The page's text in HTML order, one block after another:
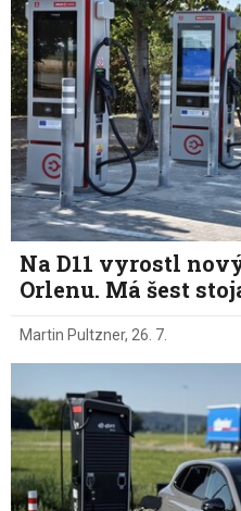
Na D11 vyrostl
Orlenu. Má šest
Martin Pultzner, 26. 7.